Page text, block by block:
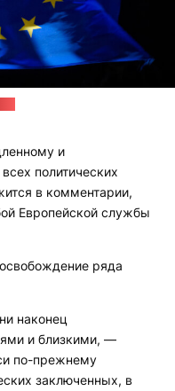
и
политических
в комментарии,
Европейской службы
ряда
наконец
и близкими, —
по-прежнему
заключенных, в